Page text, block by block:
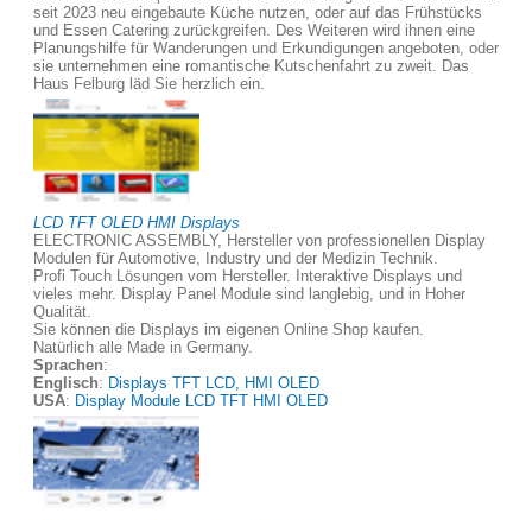
seit 2023 neu eingebaute Küche nutzen, oder auf das Frühstücks
und Essen Catering zurückgreifen. Des Weiteren wird ihnen eine
Planungshilfe für Wanderungen und Erkundigungen angeboten, oder
sie unternehmen eine romantische Kutschenfahrt zu zweit. Das
Haus Felburg läd Sie herzlich ein.
LCD TFT OLED HMI Displays
ELECTRONIC ASSEMBLY, Hersteller von professionellen Display
Modulen für Automotive, Industry und der Medizin Technik.
Profi Touch Lösungen vom Hersteller. Interaktive Displays und
vieles mehr. Display Panel Module sind langlebig, und in Hoher
Qualität.
Sie können die Displays im eigenen Online Shop kaufen.
Natürlich alle Made in Germany.
Sprachen:
Englisch: Displays TFT LCD, HMI OLED
USA: Display Module LCD TFT HMI OLED